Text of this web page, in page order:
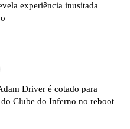
experiência inusitada
Driver é cotado para
Clube do Inferno no reboot